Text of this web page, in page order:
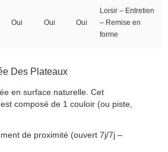
Oui Oui Oui
Loisir – Entretien
– Remise en
forme
Des Plateaux
en surface naturelle. Cet
composé de 1 couloir (ou piste,
de proximité (ouvert 7j/7j –